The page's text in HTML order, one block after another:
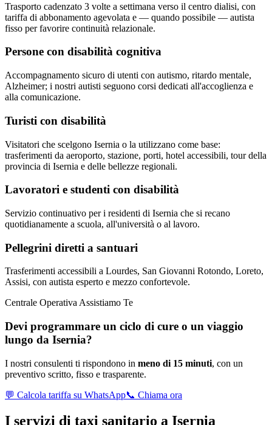
Trasporto cadenzato 3 volte a settimana verso il centro dialisi, con
tariffa di abbonamento agevolata e — quando possibile — autista
fisso per favorire continuità relazionale.
Persone con disabilità cognitiva
Accompagnamento sicuro di utenti con autismo, ritardo mentale,
Alzheimer; i nostri autisti seguono corsi dedicati all'accoglienza e
alla comunicazione.
Turisti con disabilità
Visitatori che scelgono Isernia o la utilizzano come base:
trasferimenti da aeroporto, stazione, porti, hotel accessibili, tour della
provincia di Isernia e delle bellezze regionali.
Lavoratori e studenti con disabilità
Servizio continuativo per i residenti di Isernia che si recano
quotidianamente a scuola, all'università o al lavoro.
Pellegrini diretti a santuari
Trasferimenti accessibili a Lourdes, San Giovanni Rotondo, Loreto,
Assisi, con autista esperto e mezzo confortevole.
Centrale Operativa Assistiamo Te
Devi programmare un ciclo di cure o un viaggio
lungo da Isernia?
I nostri consulenti ti rispondono in meno di 15 minuti, con un
preventivo scritto, fisso e trasparente.
💬 Calcola tariffa su WhatsApp📞 Chiama ora
I servizi di taxi sanitario a Isernia